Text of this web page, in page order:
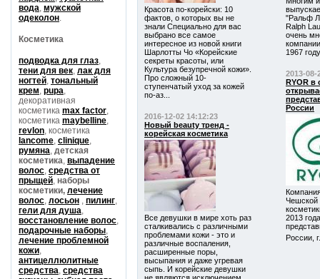
вода, мужской
одеколон.
Косметика
подводка для глаз,
тени для век, лак для
ногтей, тональный
крем, pupa,
декоративная
косметика max factor,
косметика maybelline,
revlon, косметика
lancome, clinique,
румяна, детская
косметика, выпадение
волос, средства от
прыщей, наборы
косметики, лечение
волос, лосьон , пилинг,
гели для душа,
восстановление волос,
подарочные наборы,
лечение проблемной
кожи,
антицеллюлитные
средства, средства
Красота по-корейски: 10
фактов, о которых вы не
знали Специально для вас
выбрано все самое
интересное из новой книги
Шарлотты Чо «Корейские
секреты красоты, или
Культура безупречной кожи».
Про сложный 10-
ступенчатый уход за кожей
по-аз...
2016-12-02 14:12:23
Новый beauty тренд -
корейская косметика
Все девушки в мире хоть раз
сталкивались с различными
проблемами кожи - это и
различные воспаления,
расширенные поры,
высыпания и даже угревая
сыпь. И корейские девушки
"Ральф
Ralph
очень
1967
2013-08-
RYOR в
России
Чешской
2013
России,